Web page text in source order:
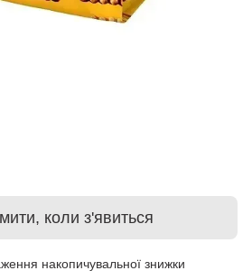
коли з'явиться
накопичувальної знижки